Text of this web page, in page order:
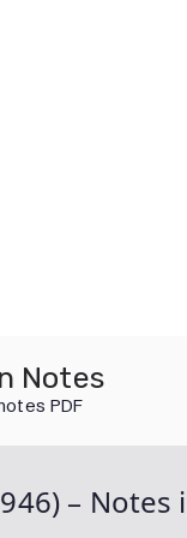
Notes
PDF
–